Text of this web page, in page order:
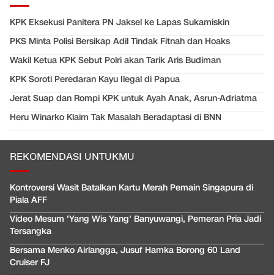
KPK Eksekusi Panitera PN Jaksel ke Lapas Sukamiskin
PKS Minta Polisi Bersikap Adil Tindak Fitnah dan Hoaks
Wakil Ketua KPK Sebut Polri akan Tarik Aris Budiman
KPK Soroti Peredaran Kayu Ilegal di Papua
Jerat Suap dan Rompi KPK untuk Ayah Anak, Asrun-Adriatma
Heru Winarko Klaim Tak Masalah Beradaptasi di BNN
REKOMENDASI UNTUKMU
Kontroversi Wasit Batalkan Kartu Merah Pemain Singapura di
Piala AFF
Video Mesum 'Yang Wis Yang' Banyuwangi, Pemeran Pria Jadi
Tersangka
Bersama Menko Airlangga, Jusuf Hamka Borong 60 Land
Cruiser FJ